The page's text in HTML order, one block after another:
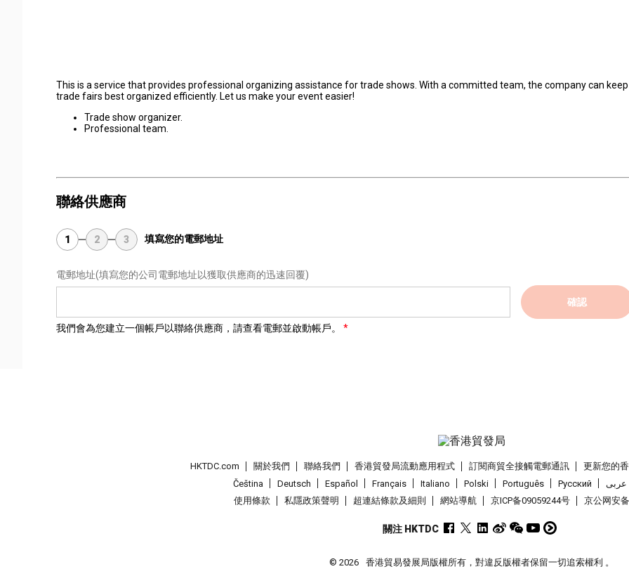
This is a service that provides professional organizing assistance for trade shows. With a committed team, the company can
trade fairs best organized efficiently. Let us make your event easier!
Trade show organizer.
Professional team.
聯絡供應商
1 2 3 填寫您的電郵地址
電郵地址(填寫您的公司電郵地址以獲取供應商的迅速回覆)
確認
我們會為您建立一個帳戶以聯絡供應商，請查看電郵並啟動帳戶。
HKTDC.com 關於我們 聯絡我們 香港貿發局流動應用程式 訂閱商貿全接觸電郵通訊
更新您的
Čeština
Deutsch Español Français Italiano Polski Português Pусский
عربى
使用條款
私隱政策聲明 超連結條款及細則 網站導航 京ICP备09059244号 京公网安
關注 HKTDC
© 2026 香港貿易發展局版權所有，對違反版權者保留一切追索權利 。